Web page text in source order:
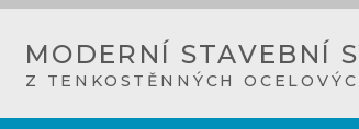
MODERNÍ STAVEBNÍ
Z TENKOSTĚNNÝCH